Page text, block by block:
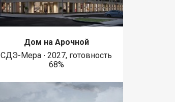
Дом на Арочной
СДЭ-Мера ∙ 2027, готовность
68%